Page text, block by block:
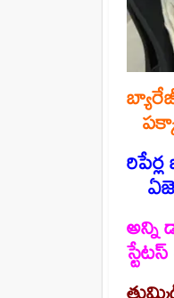
అన్ని